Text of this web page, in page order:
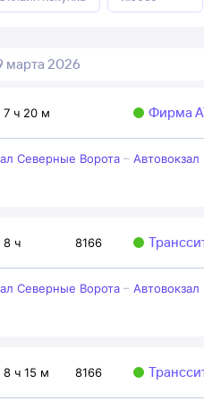
марта 2026
7 ч 20 м Фирма
Северные Ворота – Автовокзал
8 ч 8166
Северные Ворота – Автовокзал
8 ч 15 м 8166